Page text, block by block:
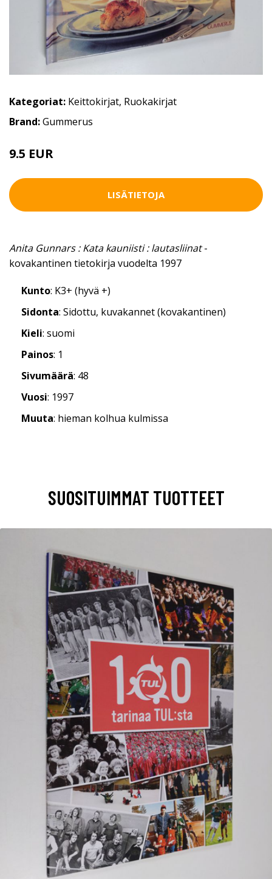
Kategoriat: Keittokirjat, Ruokakirjat
Brand:Gummerus
9.5 EUR
LISÄTIETOJA
Anita Gunnars : Kata kauniisti : lautasliinat-
kovakantinen tietokirja vuodelta 1997
Kunto: K3+ (hyvä +)
Sidonta: Sidottu, kuvakannet (kovakantinen)
Kieli: suomi
Painos: 1
Sivumäärä: 48
Vuosi: 1997
Muuta: hieman kolhua kulmissa
SUOSITUIMMAT TUOTTEET